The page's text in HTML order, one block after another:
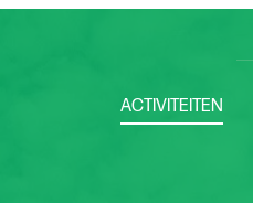
ACTIVITEITEN